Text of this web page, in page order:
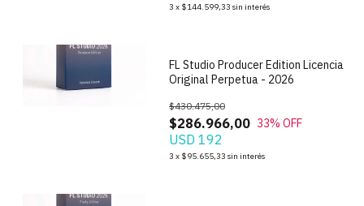
3 x $144.599,33 sin interés
FL Studio Producer Edition Licencia
Original Perpetua - 2026
$286.966,00
$430.475,00
33% OFF
USD 192
3 x $95.655,33 sin interés